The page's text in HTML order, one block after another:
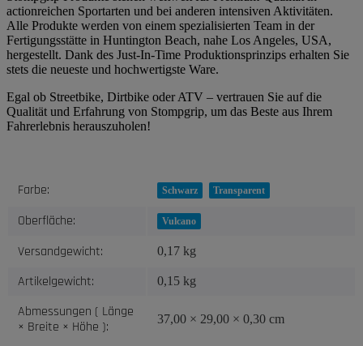
actionreichen Sportarten und bei anderen intensiven Aktivitäten.
Alle Produkte werden von einem spezialisierten Team in der
Fertigungsstätte in Huntington Beach, nahe Los Angeles, USA,
hergestellt. Dank des Just-In-Time Produktionsprinzips erhalten Sie
stets die neueste und hochwertigste Ware.
Egal ob Streetbike, Dirtbike oder ATV – vertrauen Sie auf die
Qualität und Erfahrung von Stompgrip, um das Beste aus Ihrem
Fahrerlebnis herauszuholen!
Produkteigenschaft
Wert
Farbe: Schwarz Transparent
Oberfläche: Vulcano
Versandgewicht: 0,17 kg
Artikelgewicht: 0,15 kg
Abmessungen ( Länge
× Breite × Höhe ):
37,00 × 29,00 × 0,30 cm